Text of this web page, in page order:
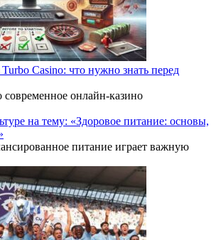
Casino: что нужно знать перед
онлайн-казино
на тему: «Здоровое питание: основы,
питание играет важную